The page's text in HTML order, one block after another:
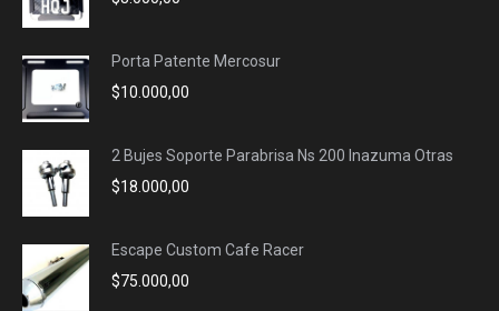
windowwindowwindowwindow
Porta Patente Mercosur
$10.000,00
2 Bujes Soporte Parabrisa Ns 200 Inazuma Otras
$18.000,00
Escape Custom Cafe Racer
$75.000,00